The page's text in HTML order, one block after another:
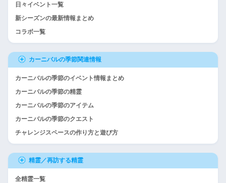
日々イベント一覧
新シーズンの最新情報まとめ
コラボ一覧
カーニバルの季節関連情報
カーニバルの季節のイベント情報まとめ
カーニバルの季節の精霊
カーニバルの季節のアイテム
カーニバルの季節のクエスト
チャレンジスペースの作り方と遊び方
精霊／再訪する精霊
全精霊一覧